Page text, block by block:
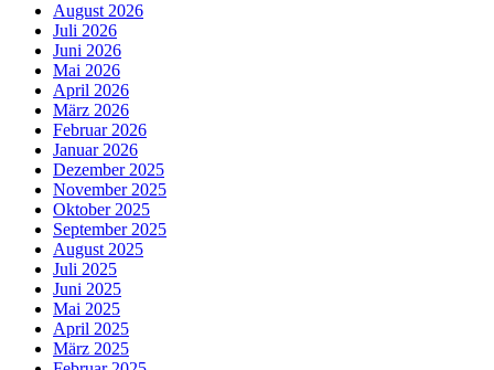
August 2026
Juli 2026
Juni 2026
Mai 2026
April 2026
März 2026
Februar 2026
Januar 2026
Dezember 2025
November 2025
Oktober 2025
September 2025
August 2025
Juli 2025
Juni 2025
Mai 2025
April 2025
März 2025